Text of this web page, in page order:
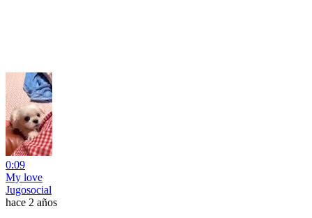
0:09
My love
Jugosocial
hace 2 años